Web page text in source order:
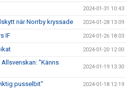
2024-01-31 10:43
när Norrby kryssade 2024-01-28 13:09
IF 2024-01-26 18:03
2024-01-20 12:00
"Känns
2024-01-19 13:30
pusselbit" 2024-01-18 12:19